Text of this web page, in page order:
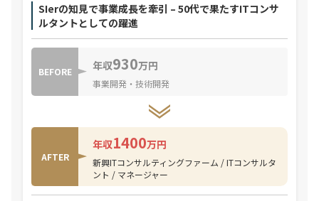
SIerの知見で事業成長を牽引 – 50代で果たすITコンサ
ルタントとしての躍進
BEFORE 年収930万円
事業開発・技術開発
AFTER
年収1400万円
新興ITコンサルティングファーム / ITコンサルタ
ント / マネージャー